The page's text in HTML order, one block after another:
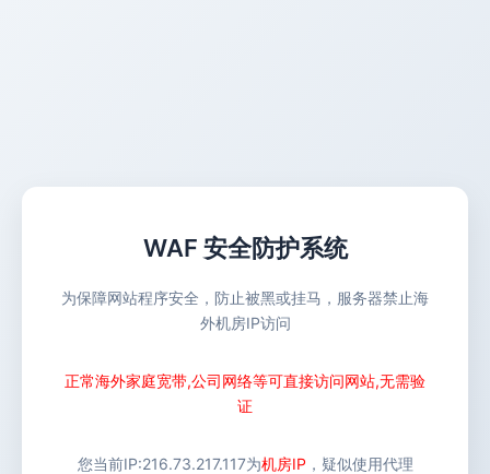
WAF 安全防护系统
为保障网站程序安全，防止被黑或挂马，服务器禁止海
外机房IP访问
正常海外家庭宽带,公司网络等可直接访问网站,无需验
证
您当前IP:216.73.217.117为机房IP ，疑似使用代理